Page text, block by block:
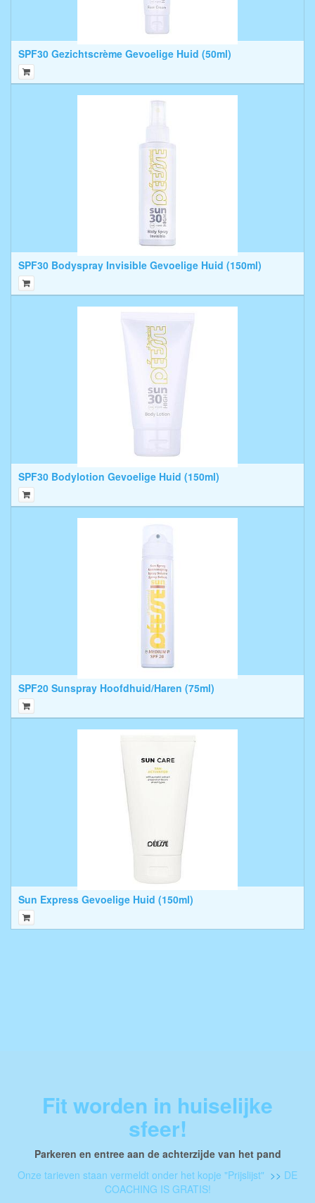
SPF30 Gezichtscrème Gevoelige Huid (50ml)
SPF30 Bodyspray Invisible Gevoelige Huid (150ml)
SPF30 Bodylotion Gevoelige Huid (150ml)
SPF20 Sunspray Hoofdhuid/Haren (75ml)
Sun Express Gevoelige Huid (150ml)
Fit worden in huiselijke
sfeer!
Parkeren en entree aan de achterzijde van het pand
Onze tarieven staan vermeldt onder het kopje "Prijslijst" >> DE
COACHING IS GRATIS!